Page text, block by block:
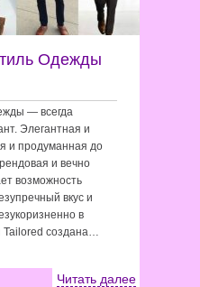
Одежды
— всегда
Элегантная и
и продуманная до
и вечно
возможность
вкус и
в
Tailored создана…
Читать далее